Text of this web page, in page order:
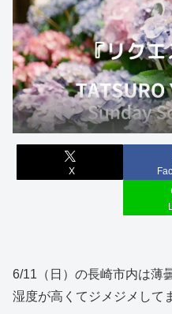
X
6/11（日）の長崎市内は薄
湿度が高くてジメジメして